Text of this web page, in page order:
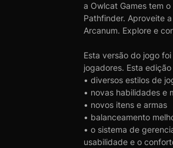
a Owlcat Games tem
Pathfinder. Aproveite
Arcanum. Explore e
Esta versão do jogo
jogadores. Esta edição
• diversos estilos de
• novas habilidades e
• novos itens e armas
• balanceamento
• o sistema de
usabilidade e o